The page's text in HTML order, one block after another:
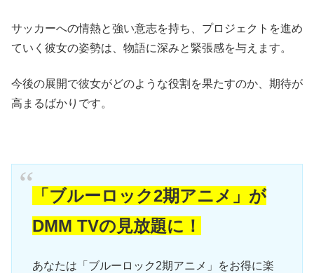
サッカーへの情熱と強い意志を持ち、プロジェクトを進め
ていく彼女の姿勢は、物語に深みと緊張感を与えます。
今後の展開で彼女がどのような役割を果たすのか、期待が
高まるばかりです。
「ブルーロック2期アニメ」が
DMM TVの見放題に！
あなたは「ブルーロック2期アニメ」をお得に楽